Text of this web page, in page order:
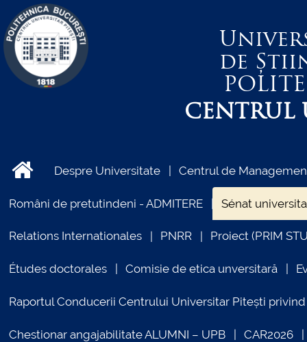
de
CENTRUL
Despre Universitate Centrul de
Români de pretutindeni - ADMITERE Sénat
Relations Internationales PNRR Proiect (PRIM
Études doctorales Comisie de etica unversitară
Raportul Conducerii Centrului Universitar Pitești
Chestionar angajabilitate ALUMNI – UPB CAR2026